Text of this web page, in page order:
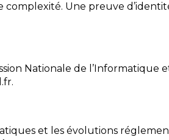
complexité. Une preuve
Nationale de l’Informatique
et les évolutions